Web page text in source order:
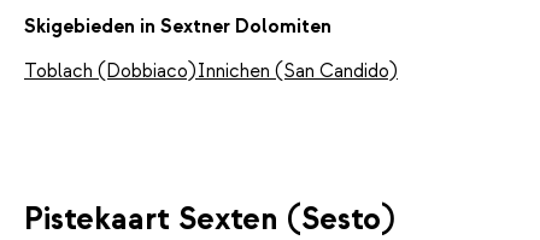
Skigebieden in Sextner Dolomiten
Toblach (Dobbiaco)Innichen (San Candido)
Pistekaart Sexten (Sesto)